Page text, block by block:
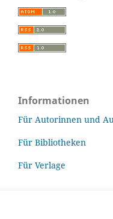
Informationen
Für Autorinnen und
Für Bibliotheken
Für Verlage